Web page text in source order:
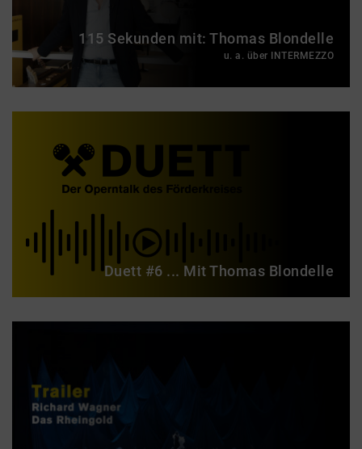
115 Sekunden mit: Thomas Blondelle
u. a. über INTERMEZZO
Duett #6 ... Mit Thomas Blondelle